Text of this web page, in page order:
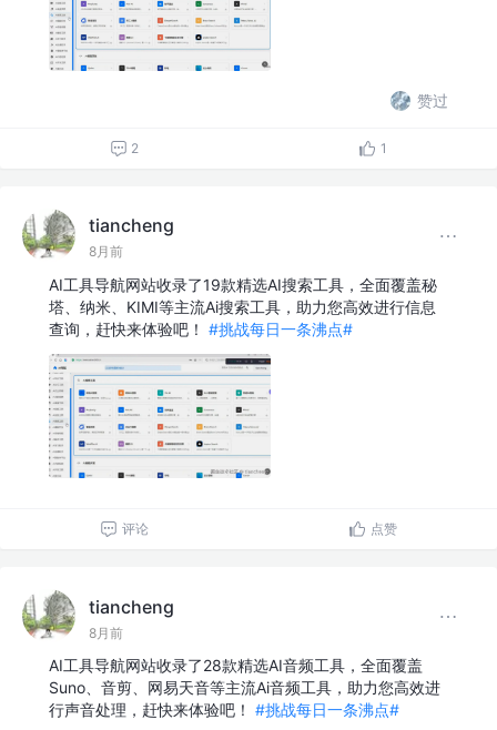
赞过
2 1
tiancheng
8月前
AI工具导航网站收录了19款精选AI搜索工具，全面覆盖秘
塔、纳米、KIMI等主流Ai搜索工具，助力您高效进行信息
查询，赶快来体验吧！ #挑战每日一条沸点#
评论 点赞
tiancheng
8月前
AI工具导航网站收录了28款精选AI音频工具，全面覆盖
Suno、音剪、网易天音等主流Ai音频工具，助力您高效进
行声音处理，赶快来体验吧！ #挑战每日一条沸点#